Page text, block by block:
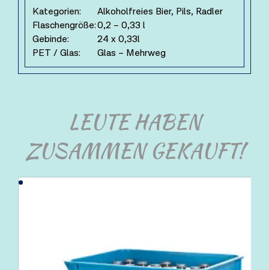
Kategorien:
Alkoholfreies Bier, Pils, Radler
Flaschengröße:0,2 – 0,33 l
Gebinde:
24 x 0,33l
PET / Glas:
Glas – Mehrweg
LEUTE HABEN
ZUSAMMEN GEKAUFT!